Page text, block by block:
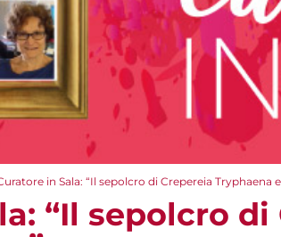
in Sala: “Il sepolcro di Crepereia Tryphaena
“Il sepolcro